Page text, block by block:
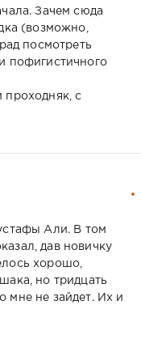
Зачем сюда
(возможно,
посмотреть
пофигистичного
проходняк, с
Али. В том
дав новичку
хорошо,
но тридцать
мне не зайдет. Их и